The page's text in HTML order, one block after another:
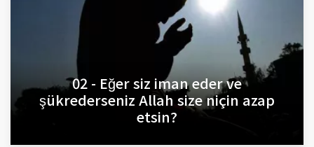
02 - Eğer siz iman eder ve
şükrederseniz Allah size niçin azap
etsin?